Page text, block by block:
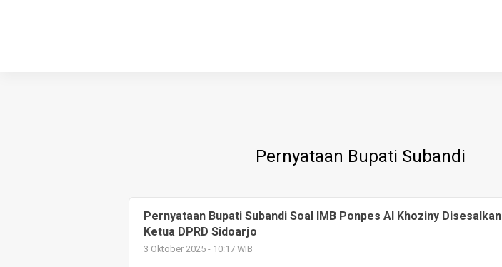
Pernyataan Bupati Subandi
Pernyataan Bupati Subandi Soal IMB Ponpes Al Khoziny Disesalkan
Ketua DPRD Sidoarjo
3 Oktober 2025 - 10:17 WIB